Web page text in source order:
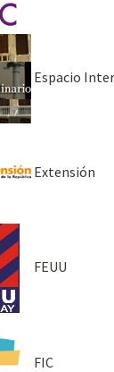
Espacio
Extensión
FEUU
FIC